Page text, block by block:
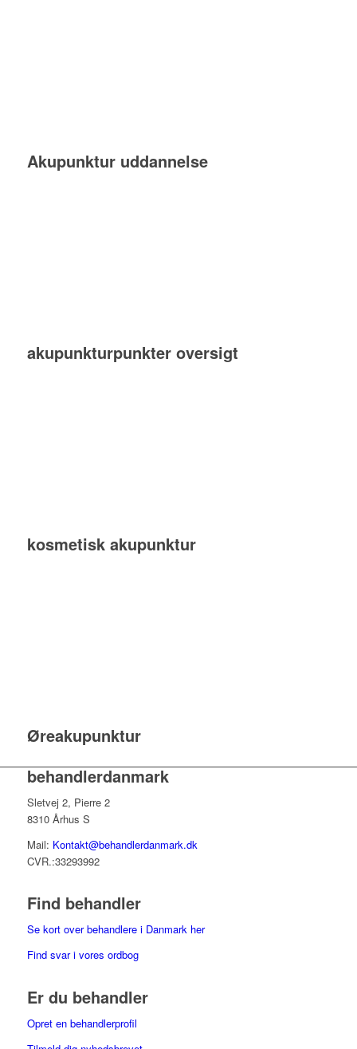
Akupunktur uddannelse
akupunkturpunkter oversigt
kosmetisk akupunktur
Øreakupunktur
behandlerdanmark
Sletvej 2, Pierre 2
8310 Århus S
Mail: Kontakt@behandlerdanmark.dk
CVR.:33293992
Find behandler
Se kort over behandlere i Danmark her
Find svar i vores ordbog
Er du behandler
Opret en behandlerprofil